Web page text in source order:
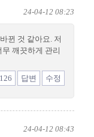
24-04-12 08:23
뀐 것 같아요. 저
깨끗하게 관리
답변 수정
24-04-12 08:43